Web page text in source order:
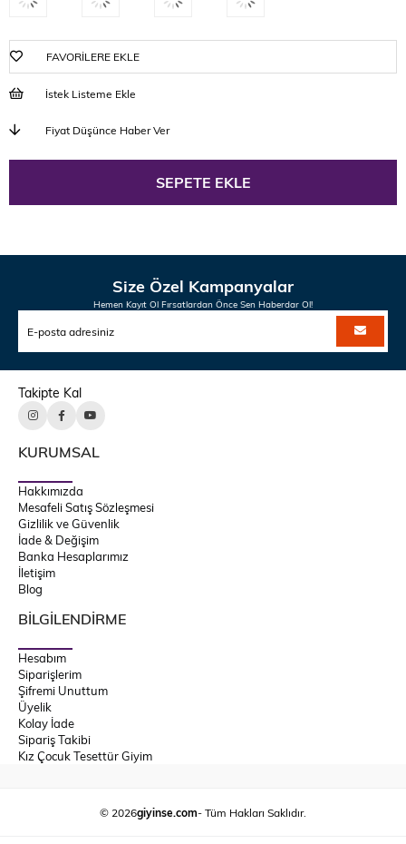
FAVORILERE EKLE
İstek Listeme Ekle
Fiyat Düşünce Haber Ver
Size Özel Kampanyalar
Hemen Kayıt Ol Fırsatlardan Önce Sen Haberdar Ol!
Takipte Kal
KURUMSAL
Hakkımızda
Mesafeli Satış Sözleşmesi
Gizlilik ve Güvenlik
İade & Değişim
Banka Hesaplarımız
İletişim
Blog
BİLGİLENDİRME
Hesabım
Siparişlerim
Şifremi Unuttum
Üyelik
Kolay İade
Sipariş Takibi
Kız Çocuk Tesettür Giyim
© 2026giyinse.com- Tüm Hakları Saklıdır.